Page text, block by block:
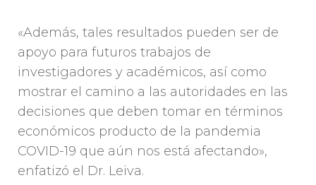
«Además, tales resultados pueden ser de
apoyo para futuros trabajos de
investigadores y académicos, así como
mostrar el camino a las autoridades en las
decisiones que deben tomar en términos
económicos producto de la pandemia
COVID-19 que aún nos está afectando»,
enfatizó el Dr. Leiva.